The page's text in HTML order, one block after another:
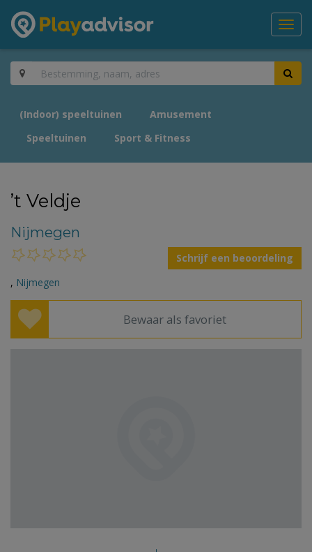
(Indoor) speeltuinen
Amusement
Speeltuinen
Sport & Fitness
’t Veldje
Nijmegen
Schrijf een beoordeling
, Nijmegen
Bewaar als favoriet